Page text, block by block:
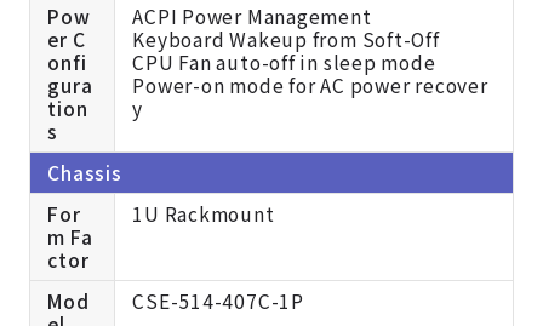
Pow
er C
onfi
gura
tion
s
ACPI Power Management
Keyboard Wakeup from Soft-Off
CPU Fan auto-off in sleep mode
Power-on mode for AC power recover
y
Chassis
For
m Fa
ctor
1U Rackmount
Mod
CSE-514-407C-1P